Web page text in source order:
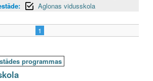
Aglonas vidusskola
1
programmas